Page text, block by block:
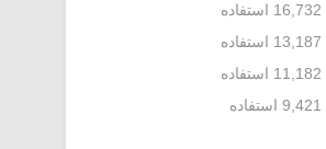
16,732 استفاده
13,187 استفاده
11,182 استفاده
9,421 استفاده